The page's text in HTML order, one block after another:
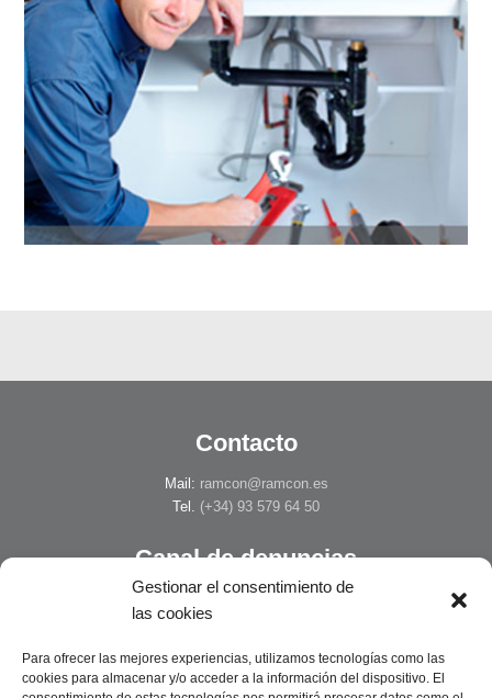
Gestionar el consentimiento de
las cookies
Para ofrecer las mejores experiencias, utilizamos tecnologías como las
cookies para almacenar y/o acceder a la información del dispositivo. El
Contacto
Mail: ramcon@ramcon.es
Tel. (+34) 93 579 64 50
Canal de denuncias
protección del informante.
Acceder